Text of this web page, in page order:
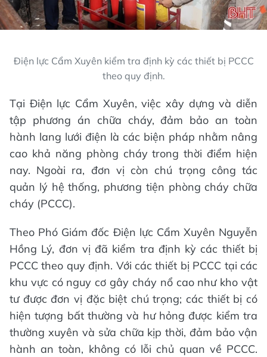
Điện lực Cẩm Xuyên kiểm tra định kỳ các thiết bị PCCC
theo quy định.
Tại Điện lực Cẩm Xuyên, việc xây dựng và diễn
tập phương án chữa cháy, đảm bảo an toàn
hành lang lưới điện là các biện pháp nhằm nâng
cao khả năng phòng cháy trong thời điểm hiện
nay. Ngoài ra, đơn vị còn chú trọng công tác
quản lý hệ thống, phương tiện phòng cháy chữa
cháy (PCCC).
Theo Phó Giám đốc Điện lực Cẩm Xuyên Nguyễn
Hồng Lý, đơn vị đã kiểm tra định kỳ các thiết bị
PCCC theo quy định. Với các thiết bị PCCC tại các
khu vực có nguy cơ gây cháy nổ cao như kho vật
tư được đơn vị đặc biệt chú trọng; các thiết bị có
hiện tượng bất thường và hư hỏng được kiểm tra
thường xuyên và sửa chữa kịp thời, đảm bảo vận
hành an toàn, không có lỗi chủ quan về PCCC.